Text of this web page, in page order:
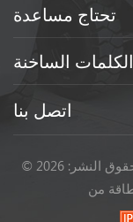
تحتاج مساعدة
الكلمات الساخنة
اتصل بنا
© حقوق النشر: 2026 Xiamen Hifoune Technology Co., Ltd. كل